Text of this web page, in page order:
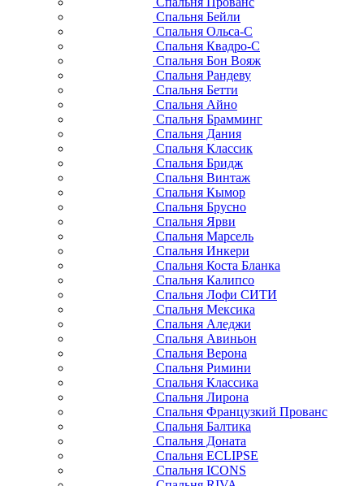
Спальня Бейли
Спальня Ольса-С
Спальня Квадро-С
Спальня Бон Вояж
Спальня Рандеву
Спальня Бетти
Спальня Айно
Спальня Брамминг
Спальня Дания
Спальня Классик
Спальня Бридж
Спальня Винтаж
Спальня Кымор
Спальня Брусно
Спальня Ярви
Спальня Марсель
Спальня Инкери
Спальня Коста Бланка
Спальня Калипсо
Спальня Лофи СИТИ
Спальня Мексика
Спальня Аледжи
Спальня Авиньон
Спальня Верона
Спальня Римини
Спальня Классика
Спальня Лирона
Спальня Французкий Прованс
Спальня Балтика
Спальня Доната
Спальня ECLIPSE
Спальня ICONS